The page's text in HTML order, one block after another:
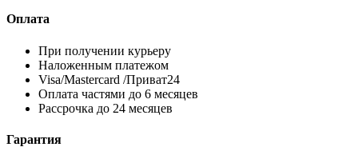
Оплата
При получении курьеру
Наложенным платежом
Visa/Mastercard /Приват24
Оплата частями до 6 месяцев
Рассрочка до 24 месяцев
Гарантия